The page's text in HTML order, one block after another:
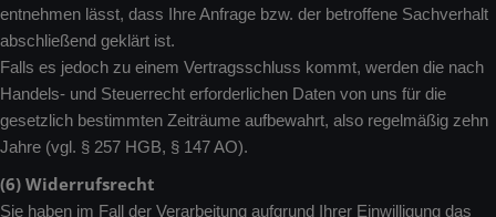
entnehmen lässt, dass Ihre Anfrage bzw. der betroffene Sachverhalt
abschließend geklärt ist.
Falls es jedoch zu einem Vertragsschluss kommt, werden die nach
Handels- und Steuerrecht erforderlichen Daten von uns für die
gesetzlich bestimmten Zeiträume aufbewahrt, also regelmäßig zehn
Jahre (vgl. § 257 HGB, § 147 AO).
(6) Widerrufsrecht
Sie haben im Fall der Verarbeitung aufgrund Ihrer Einwilligung das